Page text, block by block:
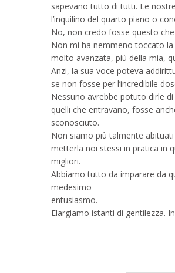
sapevano tutto di tutti. Le
l’inquilino del quarto piano o
No, non credo fosse questo
Non mi ha nemmeno toccato
molto avanzata, più della mia,
Anzi, la sua voce poteva
se non fosse per l’incredibile
Nessuno avrebbe potuto dirle
quelli che entravano, fosse
sconosciuto.
Non siamo più talmente
metterla noi stessi in pratica in
migliori.
Abbiamo tutto da imparare da
medesimo
entusiasmo.
Elargiamo istanti di gentilezza.